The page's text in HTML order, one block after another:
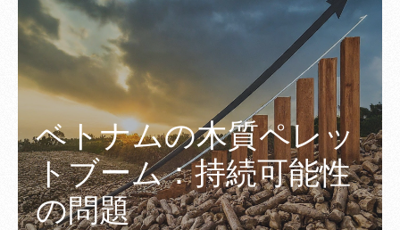
ベトナムの木質ペレッ
トブーム：持続可能性
の問題